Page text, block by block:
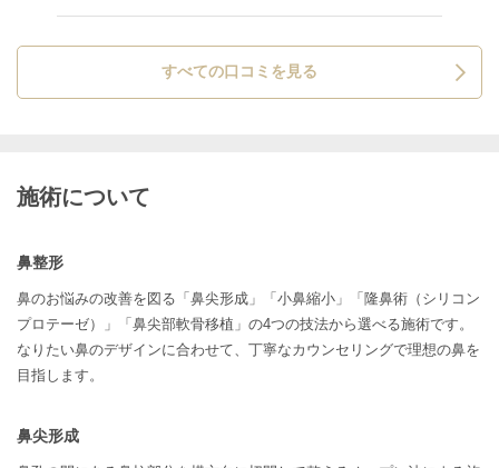
すべての口コミを見る
施術について
鼻整形
鼻のお悩みの改善を図る「鼻尖形成」「小鼻縮小」「隆鼻術（シリコン
プロテーゼ）」「鼻尖部軟骨移植」の4つの技法から選べる施術です。
なりたい鼻のデザインに合わせて、丁寧なカウンセリングで理想の鼻を
目指します。
鼻尖形成